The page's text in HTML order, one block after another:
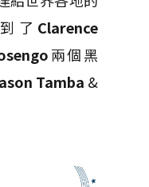
了 Clarence
兩個黑
Tamba &